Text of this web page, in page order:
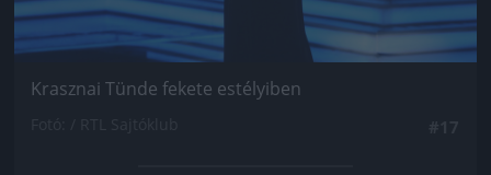
Krasznai Tünde fekete estélyiben